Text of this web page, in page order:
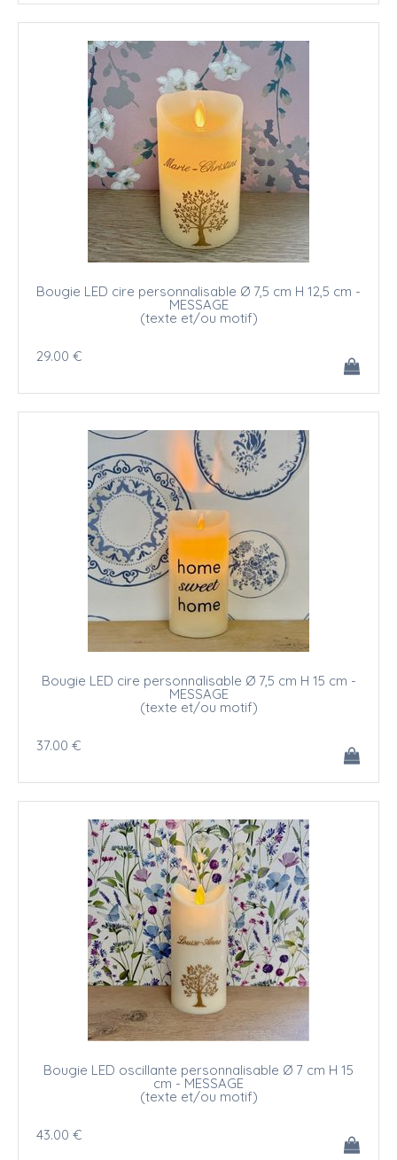
Bougie LED cire personnalisable Ø 7,5 cm H 12,5 cm -
MESSAGE
(texte et/ou motif)
29.00 €
Bougie LED cire personnalisable Ø 7,5 cm H 15 cm -
MESSAGE
(texte et/ou motif)
37.00 €
Bougie LED oscillante personnalisable Ø 7 cm H 15
cm - MESSAGE
(texte et/ou motif)
43.00 €